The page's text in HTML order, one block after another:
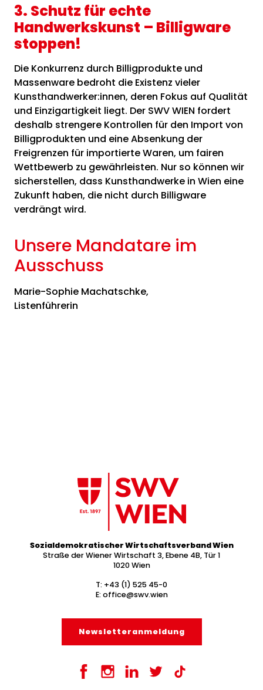
3. Schutz für echte
Handwerkskunst – Billigware
stoppen!
Die Konkurrenz durch Billigprodukte und
Massenware bedroht die Existenz vieler
Kunsthandwerker:innen, deren Fokus auf Qualität
und Einzigartigkeit liegt. Der SWV WIEN fordert
deshalb strengere Kontrollen für den Import von
Billigprodukten und eine Absenkung der
Freigrenzen für importierte Waren, um fairen
Wettbewerb zu gewährleisten. Nur so können wir
sicherstellen, dass Kunsthandwerke in Wien eine
Zukunft haben, die nicht durch Billigware
verdrängt wird.
Unsere Mandatare im
Ausschuss
Marie-Sophie Machatschke,
Listenführerin
Sozialdemokratischer Wirtschaftsverband Wien
Straße der Wiener Wirtschaft 3, Ebene 4B, Tür 1
1020 Wien
T: +43 (1) 525 45-0
E: office@swv.wien
Newsletter­anmeldung